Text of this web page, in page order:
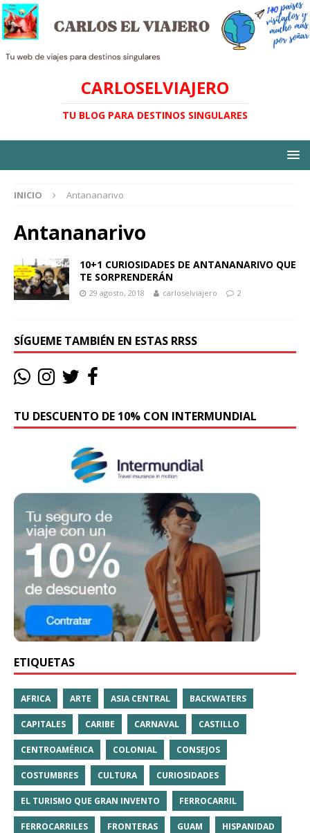
CARLOSELVIAJERO
TU BLOG PARA DESTINOS SINGULARES
INICIO Antananarivo
Antananarivo
10+1 CURIOSIDADES DE ANTANANARIVO QUE
TE SORPRENDERÁN
29 agosto, 2018 carloselviajero 2
SÍGUEME TAMBIÉN EN ESTAS RRSS
TU DESCUENTO DE 10% CON INTERMUNDIAL
ETIQUETAS
AFRICA ARTE ASIA CENTRAL BACKWATERS
CAPITALES CARIBE CARNAVAL CASTILLO
CENTROAMÉRICA COLONIAL CONSEJOS
COSTUMBRES CULTURA CURIOSIDADES
EL TURISMO QUE GRAN INVENTO FERROCARRIL
FERROCARRILES FRONTERAS GUAM HISPANIDAD